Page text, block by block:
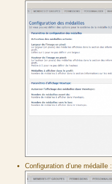
Configuration d’une médaille :